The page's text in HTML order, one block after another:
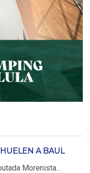
A BAUL
Morenista…